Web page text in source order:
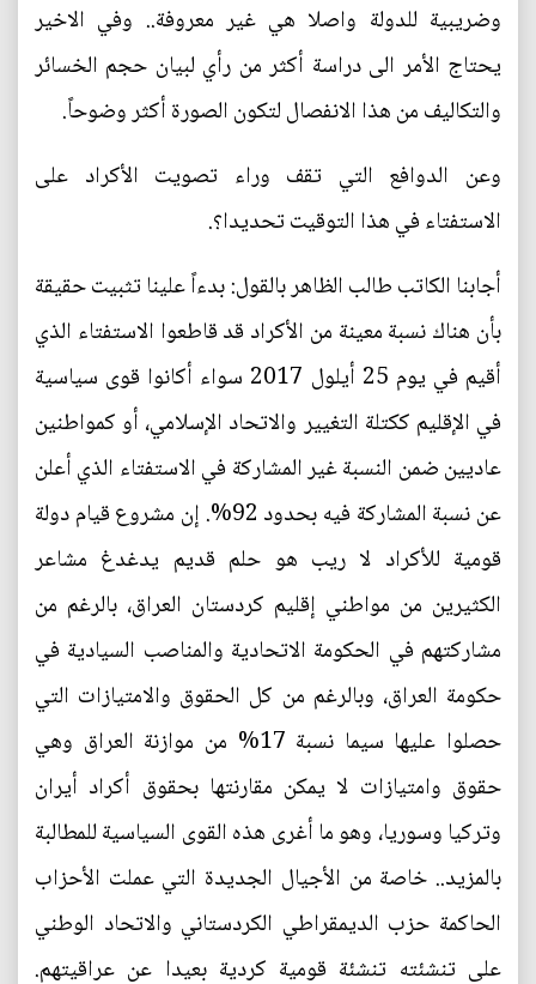
وضريبية للدولة واصلا هي غير معروفة.. وفي الاخير
يحتاج الأمر الى دراسة أكثر من رأي لبيان حجم الخسائر
والتكاليف من هذا الانفصال لتكون الصورة أكثر وضوحاً.
وعن الدوافع التي تقف وراء تصويت الأكراد على
الاستفتاء في هذا التوقيت تحديدا؟.
أجابنا الكاتب طالب الظاهر بالقول: بدءاً علينا تثبيت حقيقة
بأن هناك نسبة معينة من الأكراد قد قاطعوا الاستفتاء الذي
أقيم في يوم 25 أيلول 2017 سواء أكانوا قوى سياسية
في الإقليم ككتلة التغيير والاتحاد الإسلامي، أو كمواطنين
عاديين ضمن النسبة غير المشاركة في الاستفتاء الذي أعلن
عن نسبة المشاركة فيه بحدود 92%. إن مشروع قيام دولة
قومية للأكراد لا ريب هو حلم قديم يدغدغ مشاعر
الكثيرين من مواطني إقليم كردستان العراق، بالرغم من
مشاركتهم في الحكومة الاتحادية والمناصب السيادية في
حكومة العراق، وبالرغم من كل الحقوق والامتيازات التي
حصلوا عليها سيما نسبة 17% من موازنة العراق وهي
حقوق وامتيازات لا يمكن مقارنتها بحقوق أكراد أيران
وتركيا وسوريا، وهو ما أغرى هذه القوى السياسية للمطالبة
بالمزيد.. خاصة من الأجيال الجديدة التي عملت الأحزاب
الحاكمة حزب الديمقراطي الكردستاني والاتحاد الوطني
على تنشئته تنشئة قومية كردية بعيدا عن عراقيتهم.